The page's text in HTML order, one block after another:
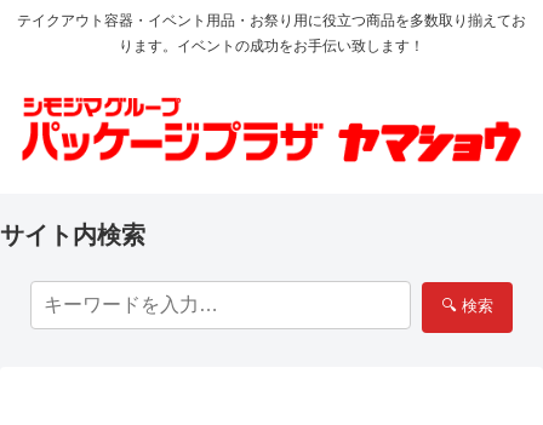
テイクアウト容器・イベント用品・お祭り用に役立つ商品を多数取り揃えてお
ります。イベントの成功をお手伝い致します！
サイト内検索
🔍 検索